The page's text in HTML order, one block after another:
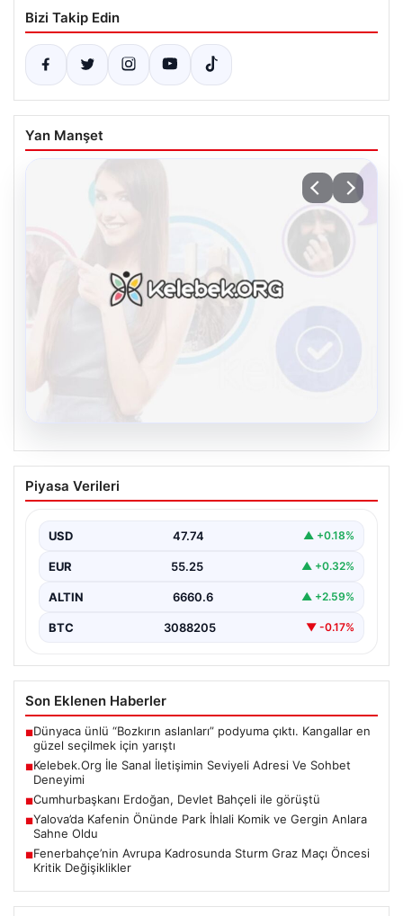
Bizi Takip Edin
Yan Manşet
Kelebek.Org İle Sanal İletişimin Seviyeli
Adresi Ve Sohbet Deneyimi
sağlaması ciddi bir önem taşımaktadır. Günümüzde
çeşitli…
Piyasa Verileri
USD 47.74 ▲ +0.18%
EUR 55.25 ▲ +0.32%
ALTIN 6660.6 ▲ +2.59%
BTC 3088205 ▼ -0.17%
Son Eklenen Haberler
■Dünyaca ünlü “Bozkırın aslanları” podyuma çıktı. Kangallar en
güzel seçilmek için yarıştı
■Kelebek.Org İle Sanal İletişimin Seviyeli Adresi Ve Sohbet
Deneyimi
■Cumhurbaşkanı Erdoğan, Devlet Bahçeli ile görüştü
■Yalova’da Kafenin Önünde Park İhlali Komik ve Gergin Anlara
Sahne Oldu
■Fenerbahçe’nin Avrupa Kadrosunda Sturm Graz Maçı Öncesi
Kritik Değişiklikler